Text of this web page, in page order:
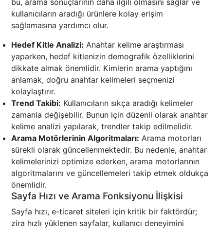
bu, arama sonuçlarının daha ilgili olmasını sağlar ve
kullanıcıların aradığı ürünlere kolay erişim
sağlamasına yardımcı olur.
Hedef Kitle Analizi: Anahtar kelime araştırması
yaparken, hedef kitlenizin demografik özelliklerini
dikkate almak önemlidir. Kimlerin arama yaptığını
anlamak, doğru anahtar kelimeleri seçmenizi
kolaylaştırır.
Trend Takibi: Kullanıcıların sıkça aradığı kelimeler
zamanla değişebilir. Bunun için düzenli olarak anahtar
kelime analizi yapılarak, trendler takip edilmelidir.
Arama Motörlerinin Algoritmaları: Arama motorları
sürekli olarak güncellenmektedir. Bu nedenle, anahtar
kelimelerinizi optimize ederken, arama motorlarının
algoritmalarını ve güncellemeleri takip etmek oldukça
önemlidir.
Sayfa Hızı ve Arama Fonksiyonu İlişkisi
Sayfa hızı, e-ticaret siteleri için kritik bir faktördür;
zira hızlı yüklenen sayfalar, kullanıcı deneyimini